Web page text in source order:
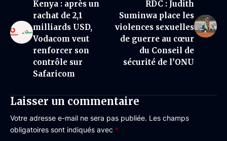
Kenya : après un
rachat de 2,1
milliards USD,
Vodacom veut
renforcer son
contrôle sur
Safaricom
RDC : Judith
Suminwa place les
violences sexuelles
de guerre au cœur
du Conseil de
sécurité de l’ONU
Laisser un commentaire
Votre adresse e-mail ne sera pas publiée. Les champs
obligatoires sont indiqués avec *